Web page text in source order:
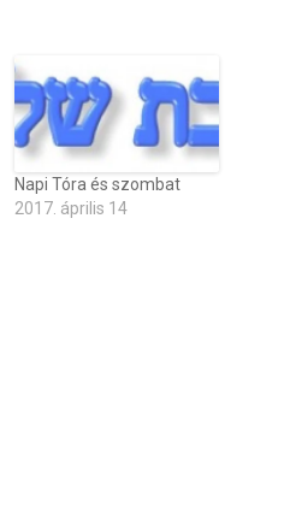
Napi Tóra és szombat
2017. április 14